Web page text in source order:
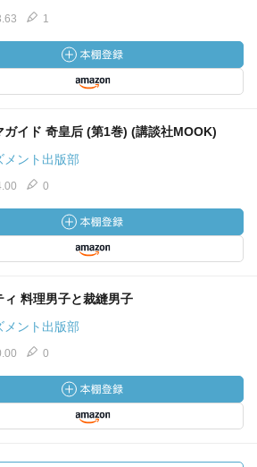
1
ガイド 奇皇后 (第1巻) (講談社MOOK)
メント出版部
0
ィ 料理男子と裁縫男子
メント出版部
0